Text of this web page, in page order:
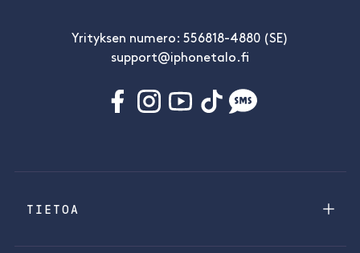
Yrityksen numero: 556818-4880 (SE)
support@iphonetalo.fi
TIETOA